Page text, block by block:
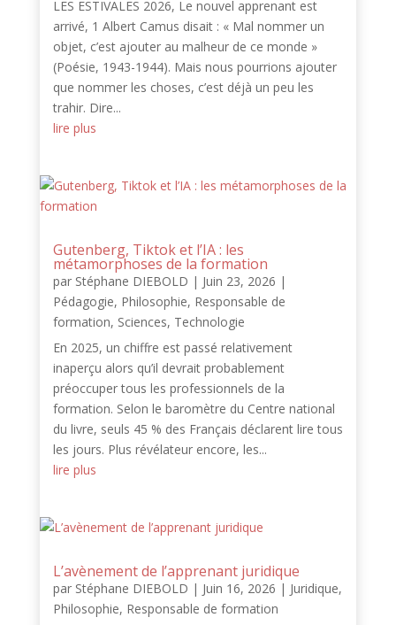
LES ESTIVALES 2026, Le nouvel apprenant est
arrivé, 1 Albert Camus disait : « Mal nommer un
objet, c’est ajouter au malheur de ce monde »
(Poésie, 1943-1944). Mais nous pourrions ajouter
que nommer les choses, c’est déjà un peu les
trahir. Dire...
lire plus
Gutenberg, Tiktok et l’IA : les
métamorphoses de la formation
par Stéphane DIEBOLD | Juin 23, 2026 |
Pédagogie, Philosophie, Responsable de
formation, Sciences, Technologie
En 2025, un chiffre est passé relativement
inaperçu alors qu’il devrait probablement
préoccuper tous les professionnels de la
formation. Selon le baromètre du Centre national
du livre, seuls 45 % des Français déclarent lire tous
les jours. Plus révélateur encore, les...
lire plus
L’avènement de l’apprenant juridique
par Stéphane DIEBOLD | Juin 16, 2026 | Juridique,
Philosophie, Responsable de formation